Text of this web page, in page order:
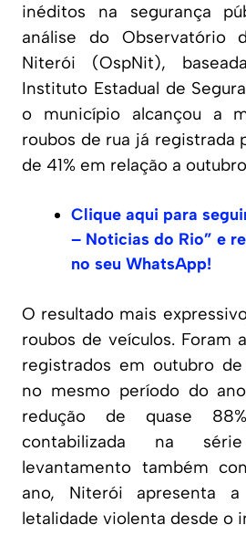
inéditos na segurança
análise do Observatório
Niterói (OspNit),
Instituto Estadual de
o município alcançou a
roubos de rua já registrada
de 41% em relação a
Clique aqui para
– Noticias do Rio” e
no seu WhatsApp!
O resultado mais
roubos de veículos. Foram
registrados em outubro
no mesmo período do
redução de quase
contabilizada na
levantamento também
ano, Niterói apresenta
letalidade violenta desde o